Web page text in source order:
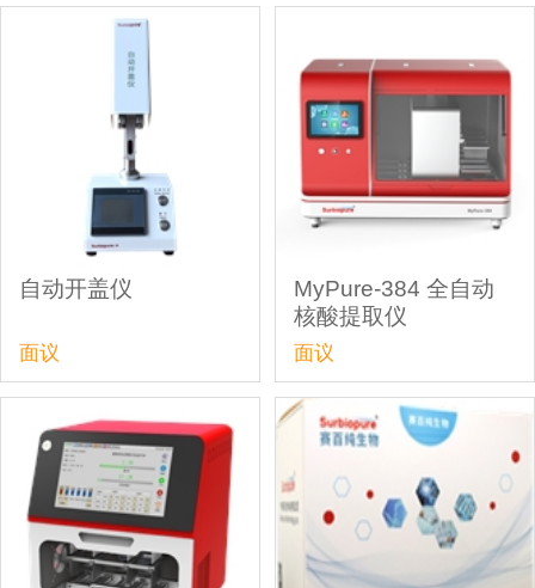
自动开盖仪
面议
MyPure-384 全自动
核酸提取仪
面议